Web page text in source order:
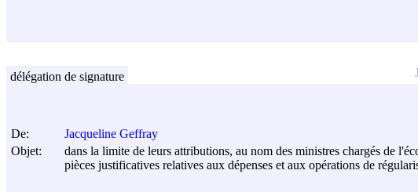
De:
Jacqueline Geffray
Objet:
dans la limite de leurs attributions, au nom des ministres chargés de
pièces justificatives relatives aux dépenses et aux opérations de
délégation de signature